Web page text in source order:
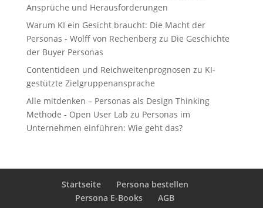
Ansprüche und Herausforderungen
Warum KI ein Gesicht braucht: Die Macht der
Personas - Wolff von Rechenbergzu Die Geschichte
der Buyer Personas
Contentideen und Reichweitenprognosen zu KI-
gestützte Zielgruppenansprache
Alle mitdenken – Personas als Design Thinking
Methode - Open User Lab zu Personas im
Unternehmen einführen: Wie geht das?
Startseite
Persona bestellen
Persona E-Books
AGB